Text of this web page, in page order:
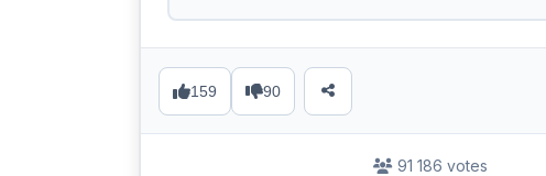
159 90
91 186 votes